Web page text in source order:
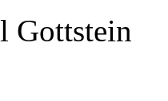
Gottstein